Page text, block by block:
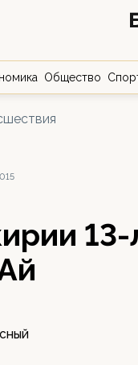
Общество
13-